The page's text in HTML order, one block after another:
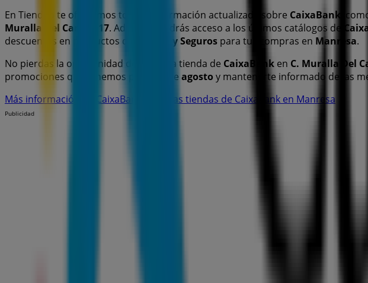
En Tiendeo te ofrecemos toda la información actualizada sobre CaixaBank ,
Muralla Del Carme, 17. Además, tendrás acceso a los últimos catálogos de
descuentos en productos de
Bancos y Seguros para tus compras en Manresa.
No pierdas la oportunidad de visitar la tienda de CaixaBank en C. Muralla Del
promociones que tenemos para ti este agosto y mantenerte informado de las
Más información de CaixaBank
Ver otras tiendas de CaixaBank en Manresa
Publicidad